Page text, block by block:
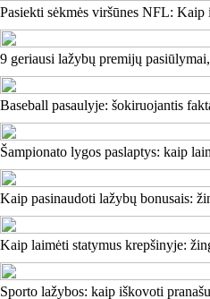
Pasiekti sėkmės viršūnes NFL: Kaip
9 geriausi lažybų premijų
Baseball pasaulyje: šokiruojantis
Šampionato lygos paslaptys: kaip
Kaip pasinaudoti lažybų bonusais:
Kaip laimėti statymus krepšinyje:
Sporto lažybos: kaip iškovoti